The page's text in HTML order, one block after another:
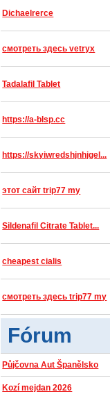
Dichaelrerce
смотреть здесь vetryx
Tadalafil Tablet
https://a-blsp.cc
https://skyiwredshjnhjgel...
этот сайт trip77 my
Sildenafil Citrate Tablet...
cheapest cialis
смотреть здесь trip77 my
Fórum
Půjčovna Aut Španělsko
Kozí mejdan 2026